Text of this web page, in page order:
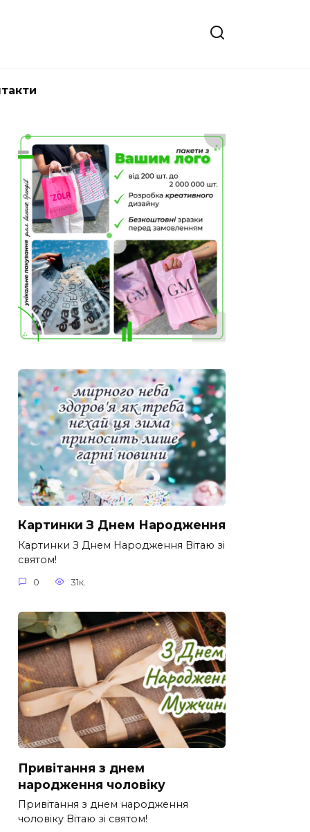
Картинки З Днем Народження
Картинки З Днем Народження Вітаю зі
святом!
0 31к.
Привітання з днем
народження чоловіку
Привітання з днем народження
чоловіку Вітаю зі святом!